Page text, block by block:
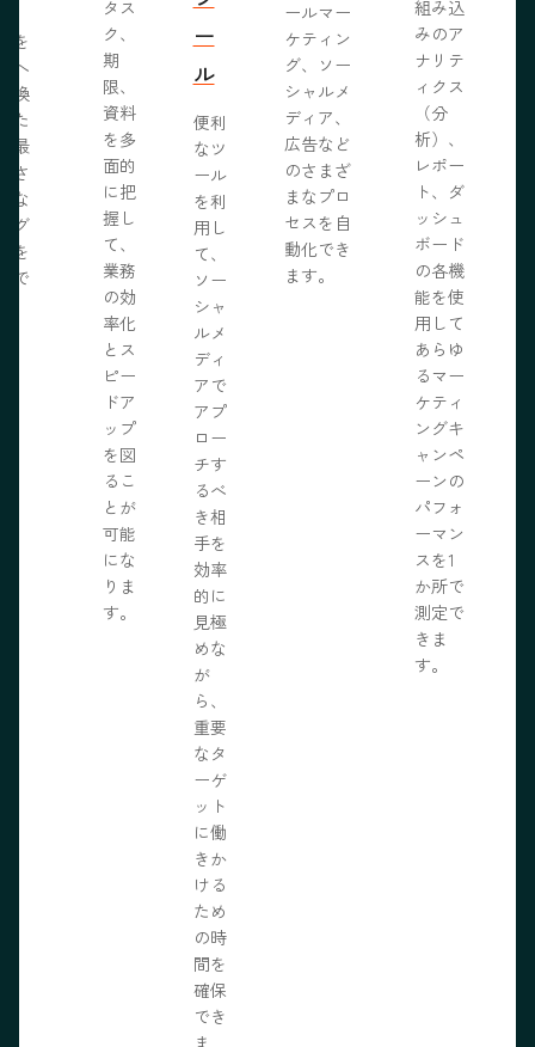
を
へ
換
た
最
さ
な
グ
を
で
タス
ク、
期
限、
資料
を多
面的
に把
握し
て、
業務
の効
率化
とス
ピー
ドア
ップ
を図
るこ
とが
可能
にな
りま
す。
ー
ル
便利
なツ
ール
を利
用し
て、
ソー
シャ
ルメ
ディ
アで
アプ
ロー
チす
るべ
き相
手を
効率
的に
見極
めな
が
ら、
重要
なタ
ーゲ
ット
に働
きか
ける
ため
の時
間を
確保
でき
ま
ールマー
ケティン
グ、ソー
シャルメ
ディア、
広告など
のさまざ
まなプロ
セスを自
動化でき
ます。
組み込
みのア
ナリテ
ィクス
（分
析）、
レポー
ト、ダ
ッシュ
ボード
の各機
能を使
用して
あらゆ
るマー
ケティ
ングキ
ャンペ
ーンの
パフォ
ーマン
スを1
か所で
測定で
きま
す。